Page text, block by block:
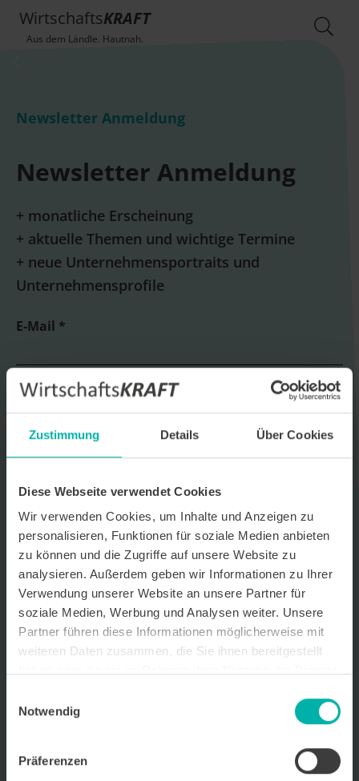
Zustimmung Details Über Cookies
Diese Webseite verwendet Cookies
Wir verwenden Cookies, um Inhalte und Anzeigen zu
personalisieren, Funktionen für soziale Medien anbieten
zu können und die Zugriffe auf unsere Website zu
analysieren. Außerdem geben wir Informationen zu Ihrer
Verwendung unserer Website an unsere Partner für
soziale Medien, Werbung und Analysen weiter. Unsere
Partner führen diese Informationen möglicherweise mit
weiteren Daten zusammen, die Sie ihnen bereitgestellt
Notwendig
Präferenzen
WirtschaftsKRAFT
Aus dem Ländle. Hautnah.
Newsletter Anmeldung
Newsletter Anmeldung
+ monatliche Erscheinung
+ aktuelle Themen und wichtige Termine
+ neue Unternehmensportraits und
Unternehmensprofile
E-Mail *
Datenverarbeitungshinweis*
erhalte. Um die Inhalte des Newsletters besser auf meine
begleitende Werbeinformationen zu Produkten und
Einwilligung jederzeit kostenfrei für die Zukunft durch den in jedem
Newsletter enthaltenen Abmeldelink oder per E-Mail an info@info-
pforzheim.de widerrufen. Meine E-Mail-Adresse wird ausschließlich
zur Zustellung des Newsletters genutzt. Detaillierte Informationen
zum Umgang mit Ihren Daten und der von uns eingesetzten
Newsletter-Software Cleverreach finden Sie in unserer
Datenschutzerklärung.
Wir über uns